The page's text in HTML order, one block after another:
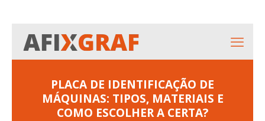
PLACA DE IDENTIFICAÇÃO DE
MÁQUINAS: TIPOS, MATERIAIS E
COMO ESCOLHER A CERTA?